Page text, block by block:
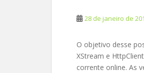
28 de janeiro de
O objetivo desse
XStream e
corrente online. As